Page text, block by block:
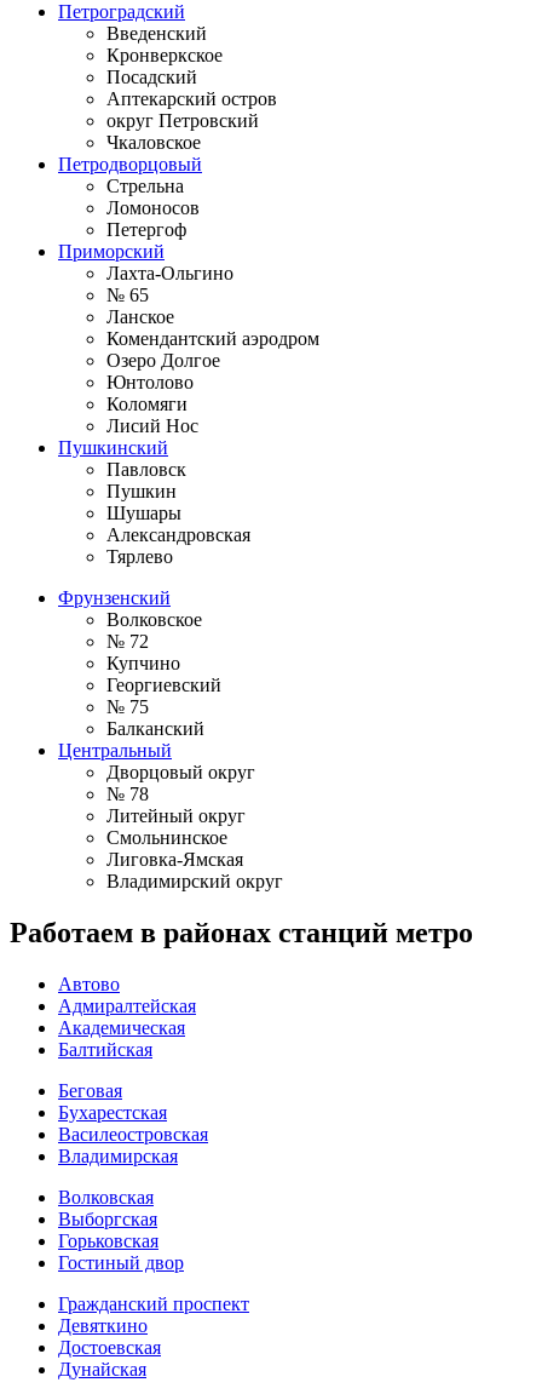
Петроградский
Введенский
Кронверкское
Посадский
Аптекарский остров
округ Петровский
Чкаловское
Петродворцовый
Стрельна
Ломоносов
Петергоф
Приморский
Лахта-Ольгино
№ 65
Ланское
Комендантский аэродром
Озеро Долгое
Юнтолово
Коломяги
Лисий Нос
Пушкинский
Павловск
Пушкин
Шушары
Александровская
Тярлево
Фрунзенский
Волковское
№ 72
Купчино
Георгиевский
№ 75
Балканский
Центральный
Дворцовый округ
№ 78
Литейный округ
Смольнинское
Лиговка-Ямская
Владимирский округ
Работаем в районах станций метро
Автово
Адмиралтейская
Академическая
Балтийская
Беговая
Бухарестская
Василеостровская
Владимирская
Волковская
Выборгская
Горьковская
Гостиный двор
Гражданский проспект
Девяткино
Достоевская
Дунайская